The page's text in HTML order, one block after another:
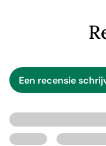
Een recensie